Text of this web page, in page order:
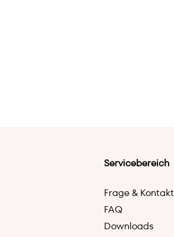
Servicebereich
Frage & Kontakt
FAQ
Downloads